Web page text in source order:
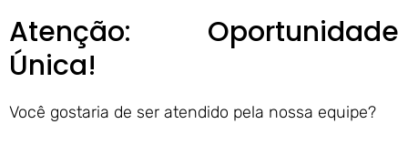
Atenção: Oportunidade
Única!
Você gostaria de ser atendido pela nossa equipe?